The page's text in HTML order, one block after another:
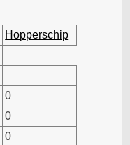
Hopperschip
0
0
0